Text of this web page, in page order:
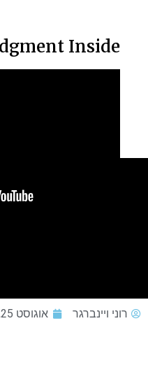
Inside
רוני ויינברגר אוגוסט 25, 2023